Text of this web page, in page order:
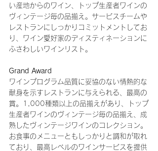
い産地からのワイン、トップ生産者ワインの
ヴィンテージ毎の品揃え。サービスチームや
レストランにしっかりコミットメントしてお
り、ワイン愛好家のディスティネーションに
ふさわしいワインリスト。
Grand Award
ワインプログラム品質に妥協のない情熱的な
献身を示すレストランに与えられる、最高の
賞。1,000種類以上の品揃えがあり、トップ
生産者ワインのヴィンテージ毎の品揃え、成
熟したヴィンテージワインのコレクション。
お食事のメニューともしっかりと調和が取れ
ており、最高レベルのワインサービスを提供